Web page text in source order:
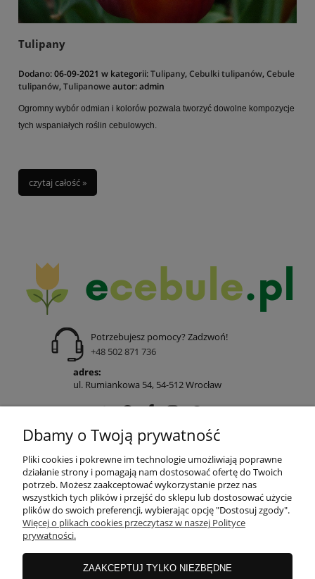
Tulipany
Dodano:06-09-2021 w kategorii:Tulipany, Cebulki tulipanów, Cebule
tulipanów, Tulipanoweautor:admin
Ogromny wybór odmian i kolorów pozwala tworzyć dowolne kompozycje
tych wspaniałych roślin cebulowych.
czytaj całość »
Potrzebujesz pomocy? Zadzwoń!
+48 502 871 736
adres:
ul. Rumiankowa 54, 54-512 Wrocław
POMOC
MOJE KONTO
PŁATNOŚCI I DOSTAWA
Dbamy o Twoją prywatność
Pliki cookies i pokrewne im technologie umożliwiają poprawne
działanie strony i pomagają nam dostosować ofertę do Twoich
potrzeb. Możesz zaakceptować wykorzystanie przez nas
wszystkich tych plików i przejść do sklepu lub dostosować użycie
plików do swoich preferencji, wybierając opcję "Dostosuj zgody".
Więcej o plikach cookies przeczytasz w naszej Polityce
prywatności.
ZAAKCEPTUJ TYLKO NIEZBĘDNE